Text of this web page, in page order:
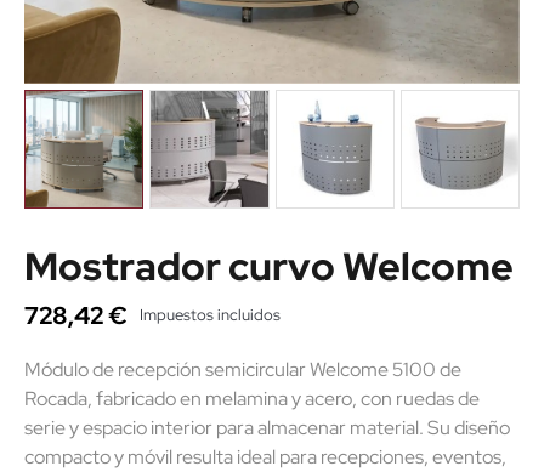
Mostrador curvo Welcome
728,42 € Impuestos incluidos
Módulo de recepción semicircular Welcome 5100 de
Rocada, fabricado en melamina y acero, con ruedas de
serie y espacio interior para almacenar material. Su diseño
compacto y móvil resulta ideal para recepciones, eventos,